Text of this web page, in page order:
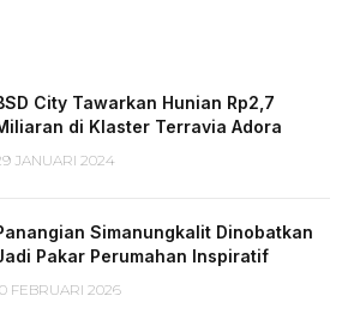
City Tawarkan Hunian Rp2,7
di Klaster Terravia Adora
JANUARI 2024
Simanungkalit Dinobatkan
Pakar Perumahan Inspiratif
FEBRUARI 2026